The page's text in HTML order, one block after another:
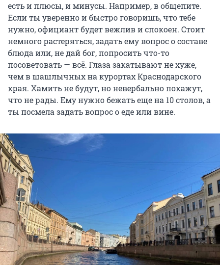
есть и плюсы, и минусы. Например, в общепите.
Если ты уверенно и быстро говоришь, что тебе
нужно, официант будет вежлив и спокоен. Стоит
немного растеряться, задать ему вопрос о составе
блюда или, не дай бог, попросить что-то
посоветовать — всё. Глаза закатывают не хуже,
чем в шашлычных на курортах Краснодарского
края. Хамить не будут, но невербально покажут,
что не рады. Ему нужно бежать еще на 10 столов, а
ты посмела задать вопрос о еде или вине.